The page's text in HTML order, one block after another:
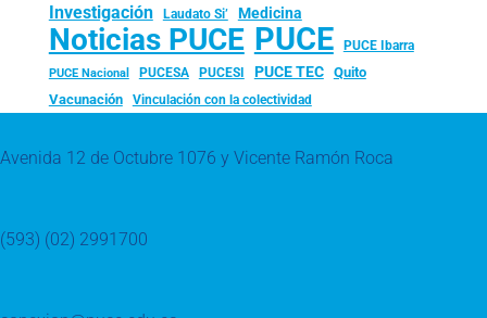
Investigación Laudato Si’ Medicina
Noticias PUCE PUCE PUCE Ibarra
PUCE Nacional PUCESA PUCESI PUCE TEC
Quito
Vacunación
Vinculación con la colectividad
Avenida 12 de Octubre 1076 y Vicente Ramón Roca
(593) (02) 2991700